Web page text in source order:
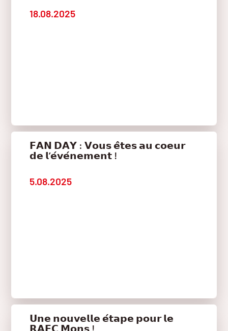
18.08.2025
𝗙𝗔𝗡 𝗗𝗔𝗬 : 𝗩𝗼𝘂𝘀 𝗲̂𝘁𝗲𝘀 𝗮𝘂 𝗰𝗼𝗲𝘂𝗿
𝗱𝗲 𝗹’𝗲́𝘃𝗲́𝗻𝗲𝗺𝗲𝗻𝘁 !
5.08.2025
𝗨𝗻𝗲 𝗻𝗼𝘂𝘃𝗲𝗹𝗹𝗲 𝗲́𝘁𝗮𝗽𝗲 𝗽𝗼𝘂𝗿 𝗹𝗲
𝗥𝗔𝗘𝗖 𝗠𝗼𝗻𝘀 !